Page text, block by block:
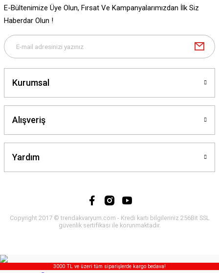
E-Bültenimize Üye Olun, Fırsat Ve Kampanyalarımızdan İlk Siz
Haberdar Olun !
Kurumsal
Alışveriş
Yardım
Copyright 2017 © trendakvaryum.com - Kredi kartı bilgileriniz 256Bit SSL
güvenlik sertifikası ile korunmaktadır.
3000 TL ve üzeri tüm siparişlerde kargo bedava!